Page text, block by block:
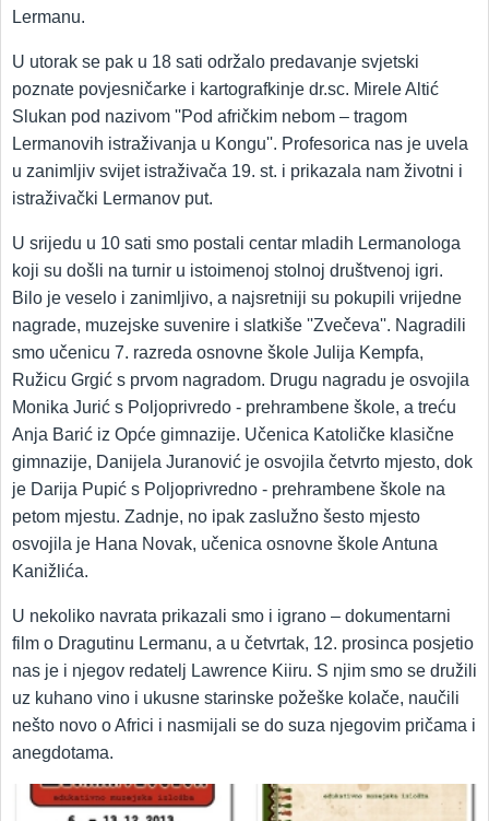
Lermanu.
U utorak se pak u 18 sati održalo predavanje svjetski
poznate povjesničarke i kartografkinje dr.sc. Mirele Altić
Slukan pod nazivom ''Pod afričkim nebom – tragom
Lermanovih istraživanja u Kongu''. Profesorica nas je uvela
u zanimljiv svijet istraživača 19. st. i prikazala nam životni i
istraživački Lermanov put.
U srijedu u 10 sati smo postali centar mladih Lermanologa
koji su došli na turnir u istoimenoj stolnoj društvenoj igri.
Bilo je veselo i zanimljivo, a najsretniji su pokupili vrijedne
nagrade, muzejske suvenire i slatkiše ''Zvečeva''. Nagradili
smo učenicu 7. razreda osnovne škole Julija Kempfa,
Ružicu Grgić s prvom nagradom. Drugu nagradu je osvojila
Monika Jurić s Poljoprivredo - prehrambene škole, a treću
Anja Barić iz Opće gimnazije. Učenica Katoličke klasične
gimnazije, Danijela Juranović je osvojila četvrto mjesto, dok
je Darija Pupić s Poljoprivredno - prehrambene škole na
petom mjestu. Zadnje, no ipak zaslužno šesto mjesto
osvojila je Hana Novak, učenica osnovne škole Antuna
Kanižlića.
U nekoliko navrata prikazali smo i igrano – dokumentarni
film o Dragutinu Lermanu, a u četvrtak, 12. prosinca posjetio
nas je i njegov redatelj Lawrence Kiiru. S njim smo se družili
uz kuhano vino i ukusne starinske požeške kolače, naučili
nešto novo o Africi i nasmijali se do suza njegovim pričama i
anegdotama.